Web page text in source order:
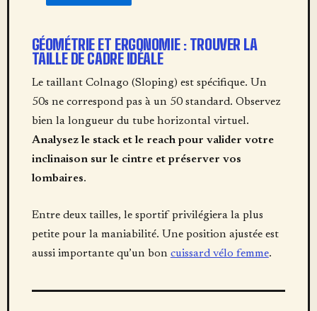
GÉOMÉTRIE ET ERGONOMIE : TROUVER LA
TAILLE DE CADRE IDÉALE
Le taillant Colnago (Sloping) est spécifique. Un
50s ne correspond pas à un 50 standard. Observez
bien la longueur du tube horizontal virtuel.
Analysez le stack et le reach pour valider votre
inclinaison sur le cintre et préserver vos
lombaires.
Entre deux tailles, le sportif privilégiera la plus
petite pour la maniabilité. Une position ajustée est
aussi importante qu’un bon cuissard vélo femme.